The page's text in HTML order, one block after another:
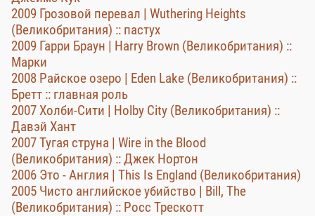
2009 Грозовой перевал | Wuthering Heights
(Великобритания) :: пастух
2009 Гарри Браун | Harry Brown (Великобритания) ::
Марки
2008 Райское озеро | Eden Lake (Великобритания) ::
Бретт :: главная роль
2007 Холби-Сити | Holby City (Великобритания) ::
Давэй Хант
2007 Тугая струна | Wire in the Blood
(Великобритания) :: Джек Нортон
2006 Это - Англия | This Is England (Великобритания)
2005 Чисто английское убийство | Bill, The
(Великобритания) :: Росс Трескотт